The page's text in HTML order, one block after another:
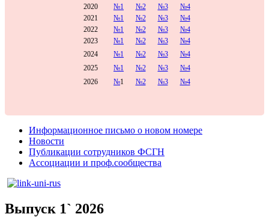
2020
№1 №2 №3
№4
2021
№1 №2 №3
№4
2022
№1 №2 №3
№4
2023
№1 №2 №3
№4
2024
№1 №2 №3
№4
2025
№1 №2 №3
№4
2026
№1 №2 №3 №4
Информационное письмо о новом номере
Новости
Публикации сотрудников ФСГН
Ассоциации и проф.сообщества
Выпуск 1` 2026